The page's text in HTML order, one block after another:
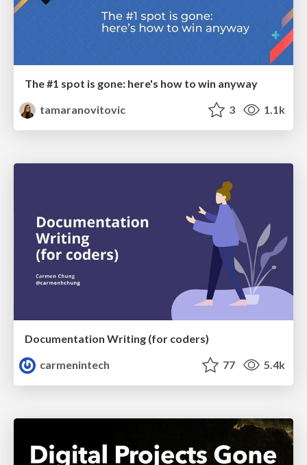
The #1 spot is gone: here's how to win anyway
tamaranovitovic
3 1.1k
Documentation Writing (for coders)
carmenintech
77 5.4k